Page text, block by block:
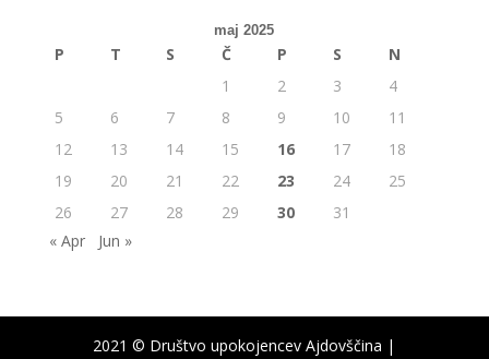
maj 2025
P T S Č P S
N
1
2 3
4
5
6 7 8 9 10
11
12
13 14 15 16 17
18
19
20 21 22 23 24
25
26
27 28 29 30
31
« Apr
Jun »
2021 © Društvo upokojencev Ajdovščina |